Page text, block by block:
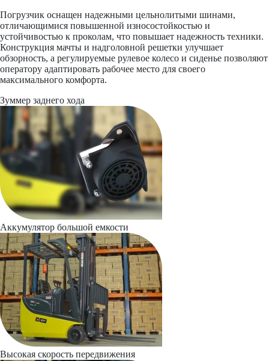
Погрузчик оснащен надежными цельнолитыми шинами,
отличающимися повышенной износостойкостью и
устойчивостью к проколам, что повышает надежность техники.
Конструкция мачты и надголовной решетки улучшает
обзорность, а регулируемые рулевое колесо и сиденье позволяют
оператору адаптировать рабочее место для своего
максимального комфорта.
Зуммер заднего хода
Аккумулятор большой емкости
Высокая скорость передвижения